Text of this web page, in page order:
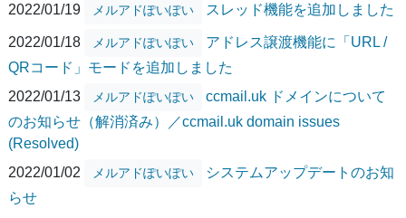
2022/01/19
メルアドぽいぽい スレッド機能を追加しました
2022/01/18 メルアドぽいぽい
アドレス譲渡機能に「URL /
QRコード」モードを追加しました
2022/01/13
メルアドぽいぽい
ccmail.uk ドメインについて
のお知らせ（解消済み）／ccmail.uk domain issues
(Resolved)
2022/01/02
メルアドぽいぽい
システムアップデートのお知
らせ